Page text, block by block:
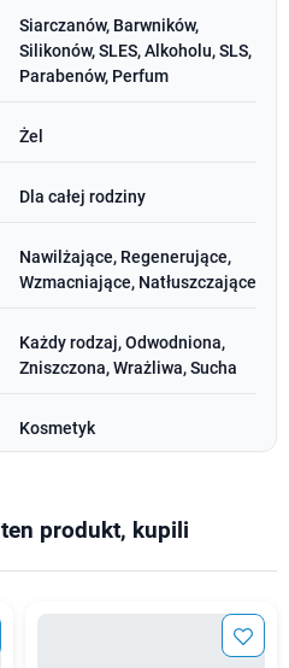
Siarczanów, Barwników,
Silikonów, SLES, Alkoholu, SLS,
Parabenów, Perfum
Żel
Dla całej rodziny
Nawilżające, Regenerujące,
Wzmacniające, Natłuszczające
Każdy rodzaj, Odwodniona,
Zniszczona, Wrażliwa, Sucha
Kosmetyk
produkt, kupili